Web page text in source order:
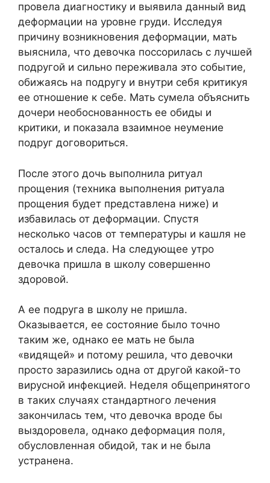
провела диагностику и выявила данный вид
деформации на уровне груди. Исследуя
причину возникновения деформации, мать
выяснила, что девочка поссорилась с лучшей
подругой и сильно переживала это событие,
обижаясь на подругу и внутри себя критикуя
ее отношение к себе. Мать сумела объяснить
дочери необоснованность ее обиды и
критики, и показала взаимное неумение
подруг договориться.
После этого дочь выполнила ритуал
прощения (техника выполнения ритуала
прощения будет представлена ниже) и
избавилась от деформации. Спустя
несколько часов от температуры и кашля не
осталось и следа. На следующее утро
девочка пришла в школу совершенно
здоровой.
А ее подруга в школу не пришла.
Оказывается, ее состояние было точно
таким же, однако ее мать не была
«видящей» и потому решила, что девочки
просто заразились одна от другой какой-то
вирусной инфекцией. Неделя общепринятого
в таких случаях стандартного лечения
закончилась тем, что девочка вроде бы
выздоровела, однако деформация поля,
обусловленная обидой, так и не была
устранена.